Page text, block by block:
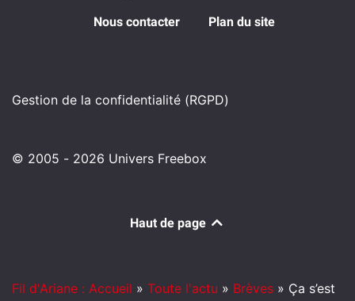
Nous contacter Plan du site
Gestion de la confidentialité (RGPD)
© 2005 - 2026 Univers Freebox
Haut de page
Fil d'Ariane : Accueil » Toute l'actu » Brèves » Ça s’est